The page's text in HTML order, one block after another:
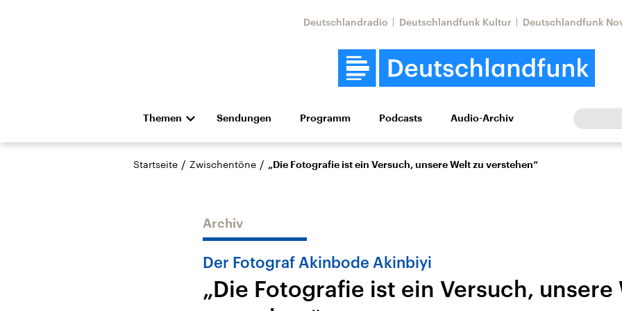
Deutschlandradio Deutschlandfunk Kultur Deutschlandfunk
Themen
Die Nachrichten Politik Wirtschaft Wissen Kultur Europa
Hörspiel und Feature Musik
Aktuelle Beiträge,
Nahostkonflikt
Aktuelle Lage und
Iran
Faktenchecks
In unseren
Sendungen Programm Podcasts Audio-Archiv
Startseite / Zwischentöne / „Die Fotografie ist ein Versuch, unsere Welt zu verstehen“
Archiv
Der Fotograf Akinbode Akinbiyi
„Die Fotografie ist ein Versuch, unsere